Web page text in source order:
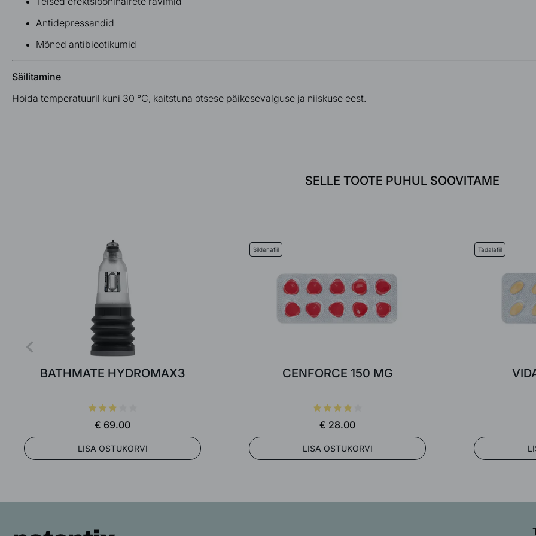
Antidepressandid
Mõned antibiootikumid
Säilitamine
Hoida temperatuuril kuni 30 °C, kaitstuna otsese päikesevalguse ja niiskuse eest.
SELLE TOOTE PUHUL SOOVITAME
BATHMATE HYDROMAX3
€ 69.00
LISA OSTUKORVI
Sildenafiil
CENFORCE 150 MG
€ 28.00
LISA OSTUKORVI
Tadalafiil